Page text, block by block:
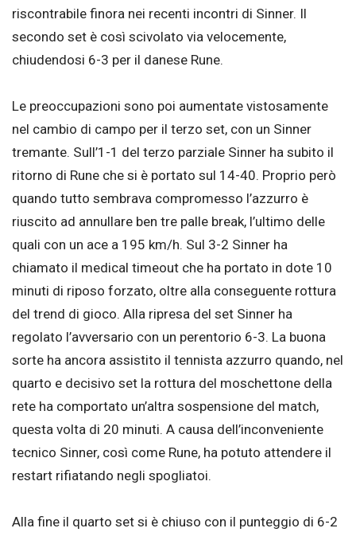
riscontrabile finora nei recenti incontri di Sinner. Il
secondo set è così scivolato via velocemente,
chiudendosi 6-3 per il danese Rune.
Le preoccupazioni sono poi aumentate vistosamente
nel cambio di campo per il terzo set, con un Sinner
tremante. Sull’1-1 del terzo parziale Sinner ha subito il
ritorno di Rune che si è portato sul 14-40. Proprio però
quando tutto sembrava compromesso l’azzurro è
riuscito ad annullare ben tre palle break, l’ultimo delle
quali con un ace a 195 km/h. Sul 3-2 Sinner ha
chiamato il medical timeout che ha portato in dote 10
minuti di riposo forzato, oltre alla conseguente rottura
del trend di gioco. Alla ripresa del set Sinner ha
regolato l’avversario con un perentorio 6-3. La buona
sorte ha ancora assistito il tennista azzurro quando, nel
quarto e decisivo set la rottura del moschettone della
rete ha comportato un’altra sospensione del match,
questa volta di 20 minuti. A causa dell’inconveniente
tecnico Sinner, così come Rune, ha potuto attendere il
restart rifiatando negli spogliatoi.
Alla fine il quarto set si è chiuso con il punteggio di 6-2